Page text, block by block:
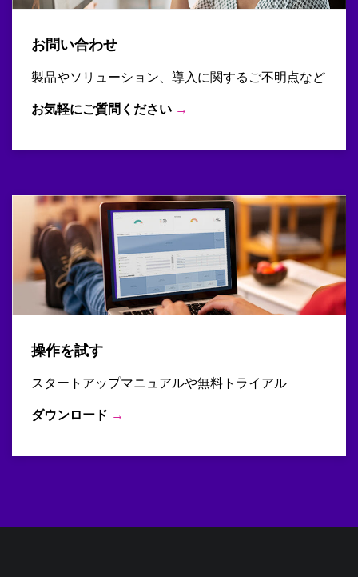
お問い合わせ
製品やソリューション、導入に関するご不明点など
お気軽にご質問ください →
操作を試す
スタートアップマニュアルや無料トライアル
ダウンロード →